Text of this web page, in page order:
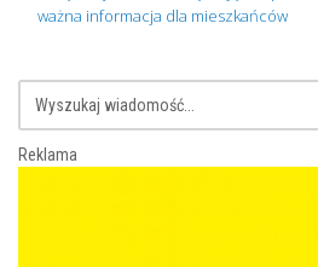
ważna informacja dla mieszkańców
Reklama